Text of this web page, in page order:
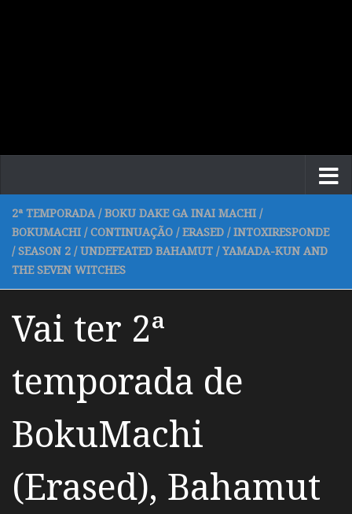
2ª TEMPORADA / BOKU DAKE GA INAI MACHI /
BOKUMACHI / CONTINUAÇÃO / ERASED / INTOXIRESPONDE
/ SEASON 2 / UNDEFEATED BAHAMUT / YAMADA-KUN AND
THE SEVEN WITCHES
Vai ter 2ª
temporada de
BokuMachi
(Erased), Bahamut